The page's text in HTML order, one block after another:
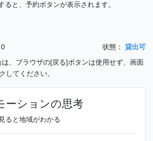
ると、予約ボタンが表示されます。
状態：
貸出可
、ブラウザの[戻る]ボタンは使用せず、画面
してください。
ーションの思考
ると地域がわかる